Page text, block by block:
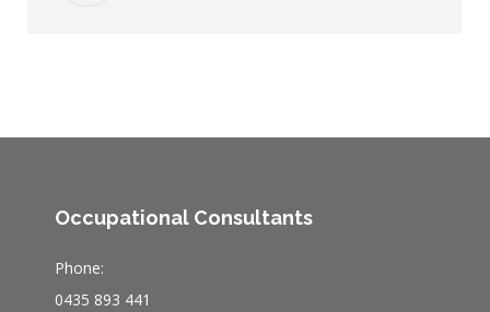
Occupational Consultants
Phone:
0435 893 441